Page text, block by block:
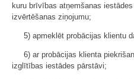
kuru brīvības atņemšanas
izvērtēšanas ziņojumu;
5) apmeklēt probācijas klientu
6) ar probācijas klienta
izglītības iestādes pārstāvi;